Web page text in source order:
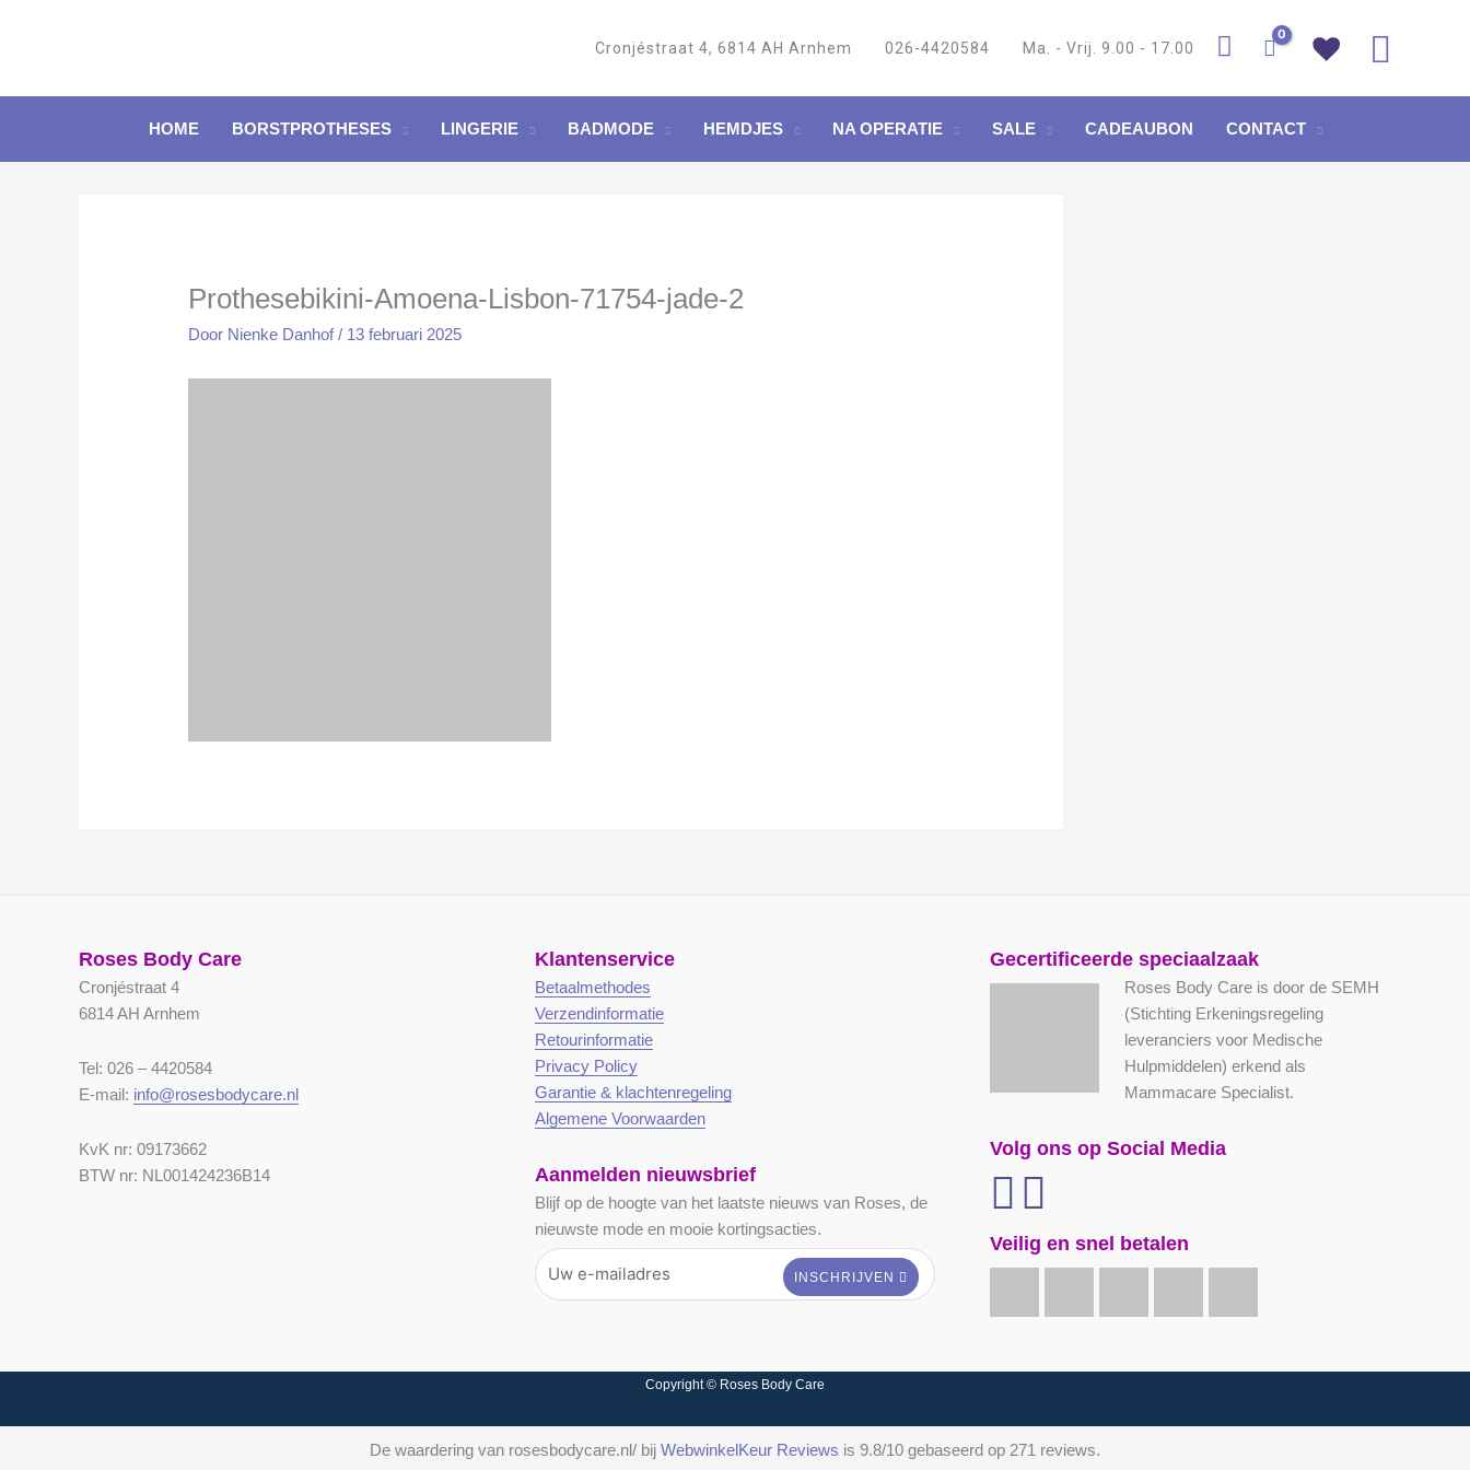
Cronjéstraat 4, 6814 AH Arnhem 026-4420584 Ma. - Vrij. 9.00 - 17.00
HOME BORSTPROTHESES LINGERIE BADMODE HEMDJES NA OPERATIE SALE CADEAUBON CONTACT
Prothesebikini-Amoena-Lisbon-71754-jade-2
Door Nienke Danhof/ 13 februari 2025
Roses Body Care
Cronjéstraat 4
6814 AH Arnhem
Tel: 026 – 4420584
E-mail: info@rosesbodycare.nl
KvK nr: 09173662
BTW nr: NL001424236B14
Klantenservice
Betaalmethodes
Verzendinformatie
Retourinformatie
Privacy Policy
Garantie & klachtenregeling
Algemene Voorwaarden
Aanmelden nieuwsbrief
Blijf op de hoogte van het laatste nieuws van Roses, de
nieuwste mode en mooie kortingsacties.
Gecertificeerde speciaalzaak
Roses Body Care is door de SEMH
(Stichting Erkeningsregeling
leveranciers voor Medische
Hulpmiddelen) erkend als
Mammacare Specialist.
Volg ons op Social Media
Veilig en snel betalen
Copyright © Roses Body Care
De waardering van rosesbodycare.nl/ bij WebwinkelKeur Reviews is 9.8/10 gebaseerd op 271 reviews.